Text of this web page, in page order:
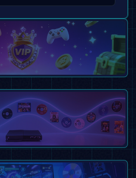
权、专属响应
全集下载
集，一次下载全部拥有